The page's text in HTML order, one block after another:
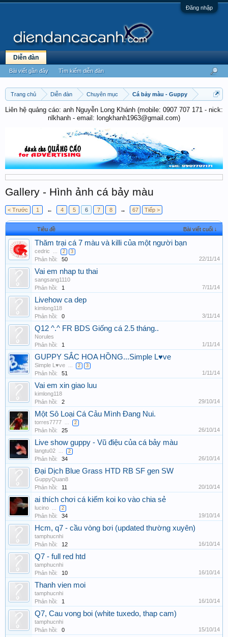
Đăng nhập
Trang chủ Diễn đàn Chuyên mục Cá bảy màu - Guppy
Liên hệ quảng cáo: anh Nguyễn Long Khánh (mobile: 0907 707 171 - nick:
nlkhanh - email: longkhanh1963@gmail.com)
Gallery - Hình ảnh cá bảy màu
< Trước 1 ← 4 5 6 7 8 → 67 Tiếp >
Tiêu đề Bài viết cuối ↓
Thăm trại cá 7 màu và killi của một người bạn
cedric 2 3
Phản hồi: 50 22/11/14
Vai em nhap tu thai
sangsang1110
Phản hồi:
1 7/11/14
Livehow ca dep
kimlong118
Phản hồi:
0 3/11/14
Q12 ^.^ FR BDS Giống cá 2.5 tháng..
Norules
Phản hồi:
1 1/11/14
GUPPY SẮC HOA HỒNG...Simple L♥ve
Simple L♥ve 2 3
Phản hồi: 51 1/11/14
Vai em xin giao luu
kimlong118
Phản hồi:
2 29/10/14
Một Sô Loại Cá Cảu Mình Đang Nui.
torres7777 2
Phản hồi: 25 26/10/14
Live show guppy - Vũ điệu của cá bảy màu
langtu02 2
Phản hồi: 34 26/10/14
Đại Dịch Blue Grass HTD RB SF gen SW
GuppyQuan8
Phản hồi:
11 20/10/14
ai thích chơi cá kiếm koi ko vào chia sẻ
lucino 2
Phản hồi: 34 19/10/14
Hcm, q7 - cầu vòng bơi (updated thường xuyên)
tamphucnhi
Phản hồi:
12 16/10/14
Q7 - full red htd
tamphucnhi
Phản hồi:
10 16/10/14
Thanh vien moi
tamphucnhi
Phản hồi:
1 16/10/14
Q7, Cau vong boi (white tuxedo, thap cam)
tamphucnhi
Phản hồi:
0 15/10/14
Diễn đàn
Bài viết gần đây Tìm kiếm diễn đàn